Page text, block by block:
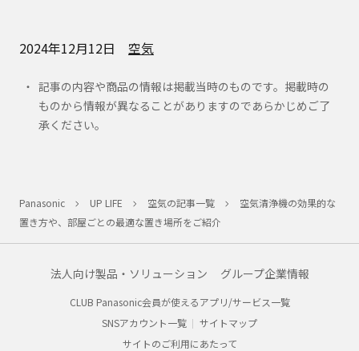
2024年12月12日 空気
記事の内容や商品の情報は掲載当時のものです。掲載時の
ものから情報が異なることがありますのであらかじめご了
承ください。
Panasonic UP LIFE 空気の記事一覧
空気清浄機の効果的な
置き方や、部屋ごとの最適な置き場所をご紹介
法人向け製品・ソリューション グループ企業情報
CLUB Panasonic会員が使えるアプリ/サービス一覧
SNSアカウント一覧
サイトマップ
サイトのご利用にあたって